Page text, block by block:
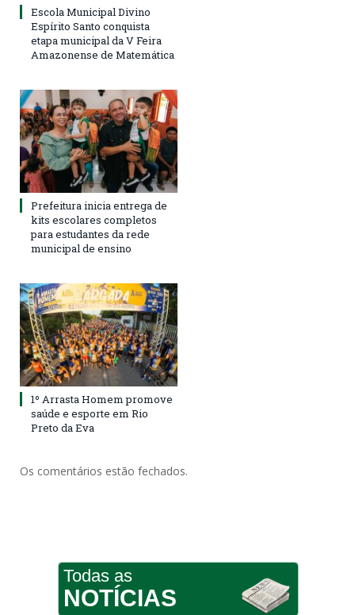
Escola Municipal Divino
Espírito Santo conquista
etapa municipal da V Feira
Amazonense de Matemática
Prefeitura inicia entrega de
kits escolares completos
para estudantes da rede
municipal de ensino
1º Arrasta Homem promove
saúde e esporte em Rio
Preto da Eva
Os comentários estão fechados.
Todas as
NOTÍCIAS